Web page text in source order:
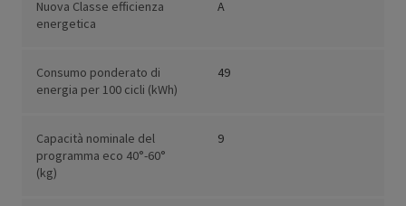
Nuova Classe efficienza
energetica
A
Consumo ponderato di
energia per 100 cicli (kWh)
49
Capacità nominale del
programma eco 40°-60°
(kg)
9